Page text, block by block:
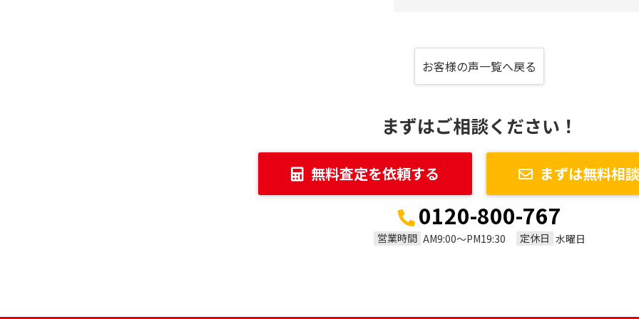
お客様の声一覧へ戻る
まずはご相談ください！
無料査定を依頼する まずは無料相
0120-800-767
営業時間 AM9:00～PM19:30 定休日 水曜日